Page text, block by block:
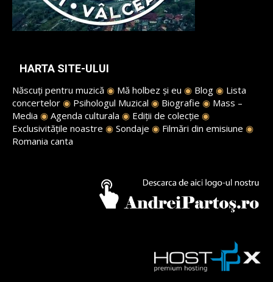
HARTA SITE-ULUI
Născuți pentru muzică ◉ Mă holbez și eu ◉ Blog ◉ Lista
concertelor ◉ Psihologul Muzical ◉ Biografie ◉ Mass –
Media ◉ Agenda culturala ◉ Ediții de colecție ◉
Exclusivitățile noastre ◉ Sondaje ◉ Filmări din emisiune ◉
Romania canta